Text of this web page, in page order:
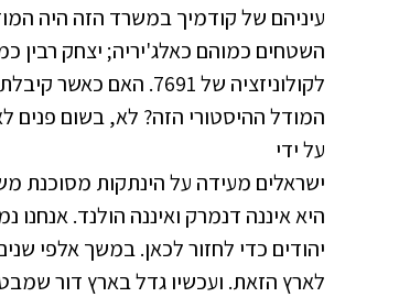
עיניהם של קודמיך במשרד הזה היה
השטחים כמוהם כאלג'יריה; יצחק רבין
לקולוניזציה של 7691.
המודל ההיסטורי הזה? לא, בשום פנים
על ידי
ישראלים מעידה על הינתקות מסוכנת
היא איננה דנמרק ואיננה הולנד.
יהודים כדי לחזור לכאן. במשך אלפי
לארץ הזאת. ועכשיו גדל בארץ דור